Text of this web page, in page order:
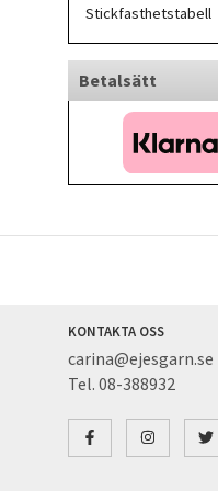
Stickfasthetstabell
Betalsätt
KONTAKTA OSS
carina@ejesgarn.se
Tel. 08-388932